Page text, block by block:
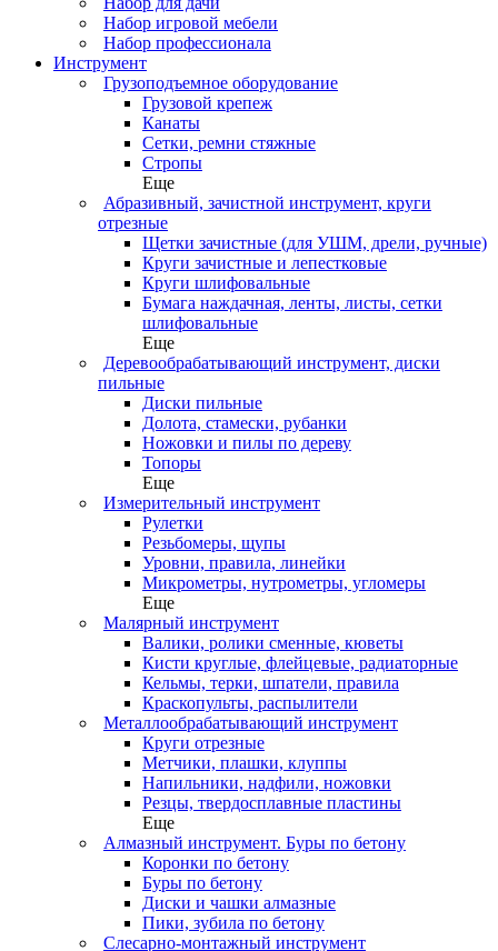
Набор игровой мебели
Набор профессионала
Инструмент
Грузоподъемное оборудование
Грузовой крепеж
Канаты
Сетки, ремни стяжные
Стропы
Еще
Абразивный, зачистной инструмент, круги
отрезные
Щетки зачистные (для УШМ, дрели, ручные)
Круги зачистные и лепестковые
Круги шлифовальные
Бумага наждачная, ленты, листы, сетки
шлифовальные
Еще
Деревообрабатывающий инструмент, диски
пильные
Диски пильные
Долота, стамески, рубанки
Ножовки и пилы по дереву
Топоры
Еще
Измерительный инструмент
Рулетки
Резьбомеры, щупы
Уровни, правила, линейки
Микрометры, нутрометры, угломеры
Еще
Малярный инструмент
Валики, ролики сменные, кюветы
Кисти круглые, флейцевые, радиаторные
Кельмы, терки, шпатели, правила
Краскопульты, распылители
Металлообрабатывающий инструмент
Круги отрезные
Метчики, плашки, клуппы
Напильники, надфили, ножовки
Резцы, твердосплавные пластины
Еще
Алмазный инструмент. Буры по бетону
Коронки по бетону
Буры по бетону
Диски и чашки алмазные
Пики, зубила по бетону
Слесарно-монтажный инструмент